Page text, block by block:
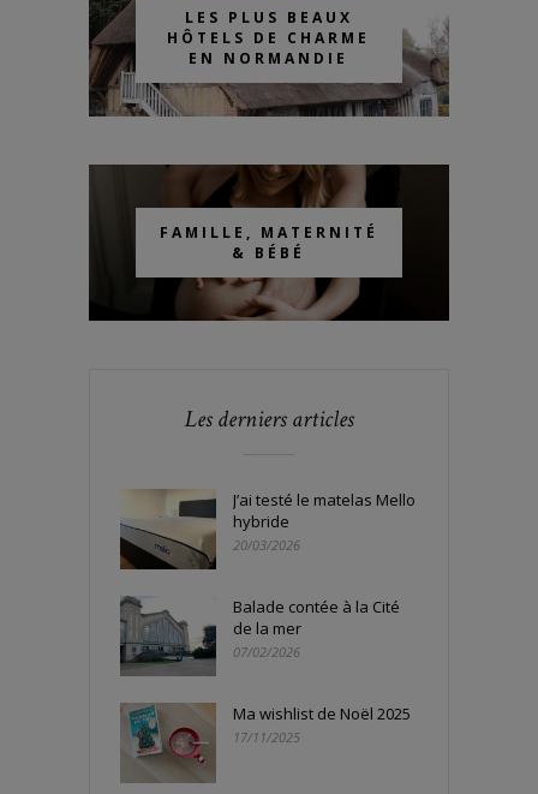
LES PLUS BEAUX
HÔTELS DE CHARME
EN NORMANDIE
FAMILLE, MATERNITÉ
& BÉBÉ
Les derniers articles
J’ai testé le matelas Mello
hybride
20/03/2026
Balade contée à la Cité
de la mer
07/02/2026
Ma wishlist de Noël 2025
17/11/2025